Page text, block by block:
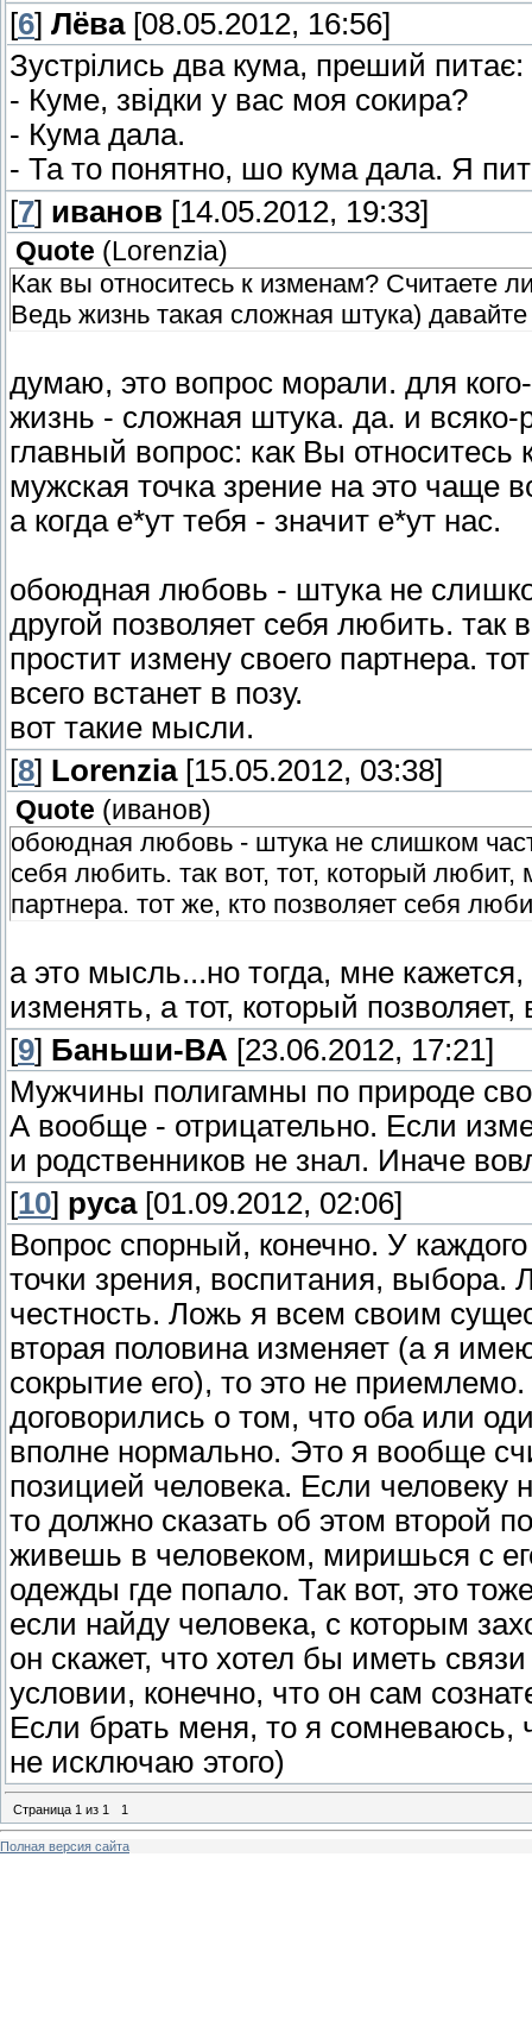
[6] Лёва[08.05.2012, 16:56]
Зустрілись два кума, преший питає:
- Куме, звідки у вас моя сокира?
- Кума дала.
- Та то понятно, шо кума дала. Я
[7] иванов [14.05.2012, 19:33]
Quote ( Lorenzia)
Как вы относитесь к изменам? Считаете
Ведь жизнь такая сложная штука)
думаю, это вопрос морали. для
жизнь - сложная штука. да. и всяко-
главный вопрос: как Вы относитесь
мужская точка зрение на это чаще
а когда е*ут тебя - значит е*ут нас.
обоюдная любовь - штука не
другой позволяет себя любить. так
простит измену своего партнера.
всего встанет в позу.
вот такие мысли.
[8] Lorenzia[15.05.2012, 03:38]
Quote (иванов)
обоюдная любовь - штука не слишком
себя любить. так вот, тот, который любит,
партнера. тот же, кто позволяет себя
а это мысль...но тогда, мне
изменять, а тот, который
[9] Баньши-ВА [23.06.2012, 17:21]
Мужчины полигамны по природе
А вообще - отрицательно. Если
и родственников не знал. Иначе
[10] pyca[01.09.2012, 02:06]
Вопрос спорный, конечно. У
точки зрения, воспитания,
честность. Ложь я всем своим
вторая половина изменяет (а я
сокрытие его), то это не
договорились о том, что оба или
вполне нормально. Это я вообще
позицией человека. Если человеку
то должно сказать об этом второй
живешь в человеком, миришься с
одежды где попало. Так вот, это
если найду человека, с которым
он скажет, что хотел бы иметь
условии, конечно, что он сам
Если брать меня, то я сомневаюсь,
не исключаю этого)
Страница 1 из 1 1
Полная версия сайта